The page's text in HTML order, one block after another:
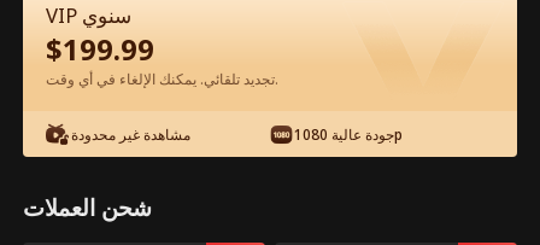
1-50 51-78
43 44 46
VIP سنوي
$199.99
تجديد تلقائي. يمكنك الإلغاء في أي وقت.
مشاهدة غير محدودة جودة عالية 1080p
شحن العملات